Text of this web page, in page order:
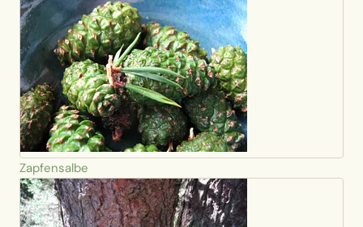
Zapfensalbe